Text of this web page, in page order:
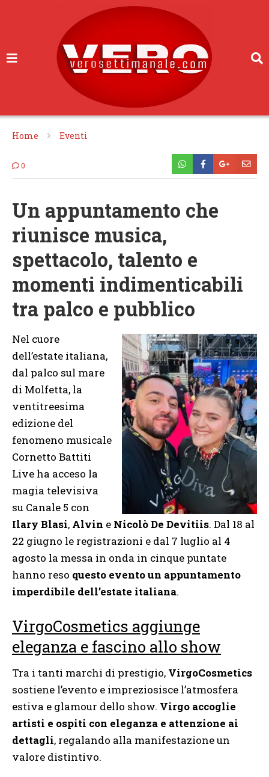
Home Eventi
0
Un appuntamento che
riunisce musica,
spettacolo, talento e
momenti indimenticabili
tra palco e pubblico
Nel cuore
dell’estate italiana,
dal palco sul mare
di Molfetta, la
ventitreesima
edizione del
fenomeno musicale
Cornetto Battiti
Live ha acceso la
magia televisiva
su Canale 5 con
Ilary Blasi, Alvin e Nicolò De Devitiis. Dal 18 al
22 giugno le registrazioni e dal 7 luglio al 4
agosto la messa in onda in cinque puntate
hanno reso questo evento un appuntamento
imperdibile dell’estate italiana.
VirgoCosmetics aggiunge
eleganza e fascino allo show
Tra i tanti marchi di prestigio, VirgoCosmetics
sostiene l’evento e impreziosisce l’atmosfera
estiva e glamour dello show. Virgo accoglie
artisti e ospiti con eleganza e attenzione ai
dettagli, regalando alla manifestazione un
valore distintivo.